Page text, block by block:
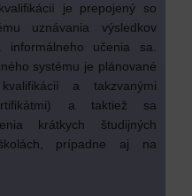
je prepojený so
uznávania výsledkov
informálneho učenia sa.
systému je plánované
a takzvanými
a taktiež sa
krátkych študijných
prípadne aj na